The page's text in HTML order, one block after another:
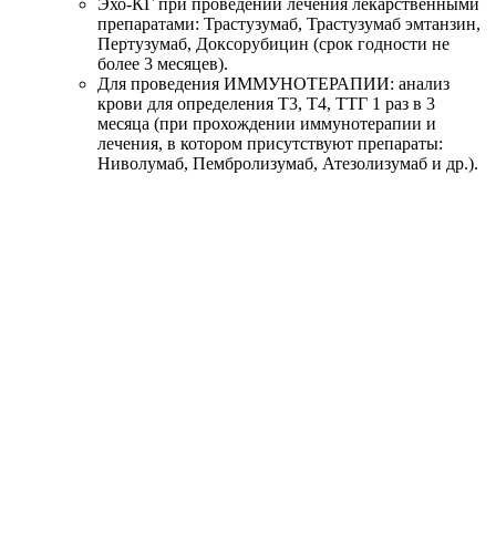
Эхо-КГ при проведении лечения лекарственными
препаратами: Трастузумаб, Трастузумаб эмтанзин,
Пертузумаб, Доксорубицин (срок годности не
более 3 месяцев).
Для проведения ИММУНОТЕРАПИИ: анализ
крови для определения T3, T4, TTГ 1 раз в 3
месяца (при прохождении иммунотерапии и
лечения, в котором присутствуют препараты:
Ниволумаб, Пембролизумаб, Атезолизумаб и др.).